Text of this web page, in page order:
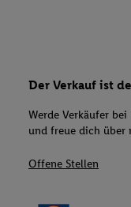
Der Verkauf ist
Werde Verkäufer
und freue dich über
Offene Stellen